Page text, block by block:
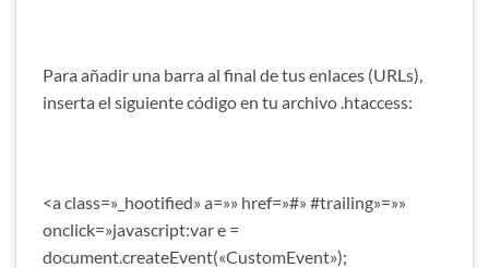
Para añadir una barra al final de tus enlaces (URLs),
inserta el siguiente código en tu archivo .htaccess:
<a class=»_hootified» a=»» href=»#» #trailing»=»»
onclick=»javascript:var e =
document.createEvent(«CustomEvent»);